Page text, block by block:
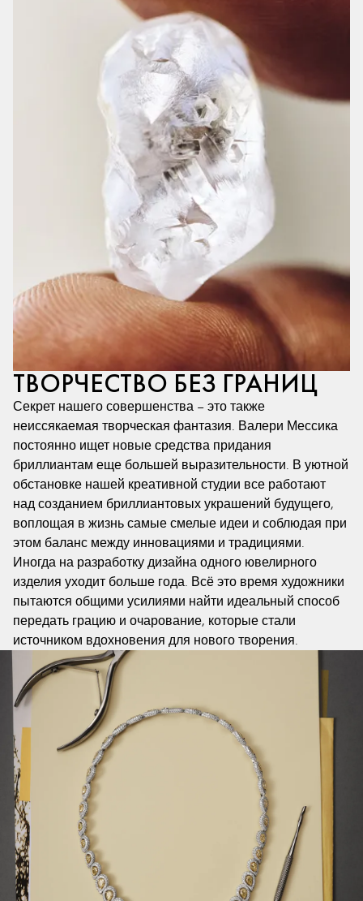
ТВОРЧЕСТВО БЕЗ ГРАНИЦ
Секрет нашего совершенства – это также
неиссякаемая творческая фантазия. Валери Мессика
постоянно ищет новые средства придания
бриллиантам еще большей выразительности. В уютной
обстановке нашей креативной студии все работают
над созданием бриллиантовых украшений будущего,
воплощая в жизнь самые смелые идеи и соблюдая при
этом баланс между инновациями и традициями.
Иногда на разработку дизайна одного ювелирного
изделия уходит больше года. Всё это время художники
пытаются общими усилиями найти идеальный способ
передать грацию и очарование, которые стали
источником вдохновения для нового творения.